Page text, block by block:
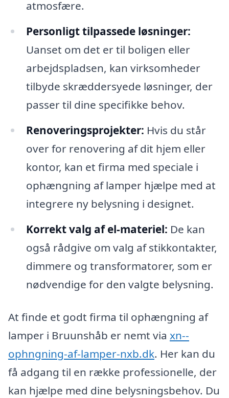
atmosfære.
Personligt tilpassede løsninger:
Uanset om det er til boligen eller
arbejdspladsen, kan virksomheder
tilbyde skræddersyede løsninger, der
passer til dine specifikke behov.
Renoveringsprojekter: Hvis du står
over for renovering af dit hjem eller
kontor, kan et firma med speciale i
ophængning af lamper hjælpe med at
integrere ny belysning i designet.
Korrekt valg af el-materiel: De kan
også rådgive om valg af stikkontakter,
dimmere og transformatorer, som er
nødvendige for den valgte belysning.
At finde et godt firma til ophængning af
lamper i Bruunshåb er nemt via xn--
ophngning-af-lamper-nxb.dk. Her kan du
få adgang til en række professionelle, der
kan hjælpe med dine belysningsbehov. Du